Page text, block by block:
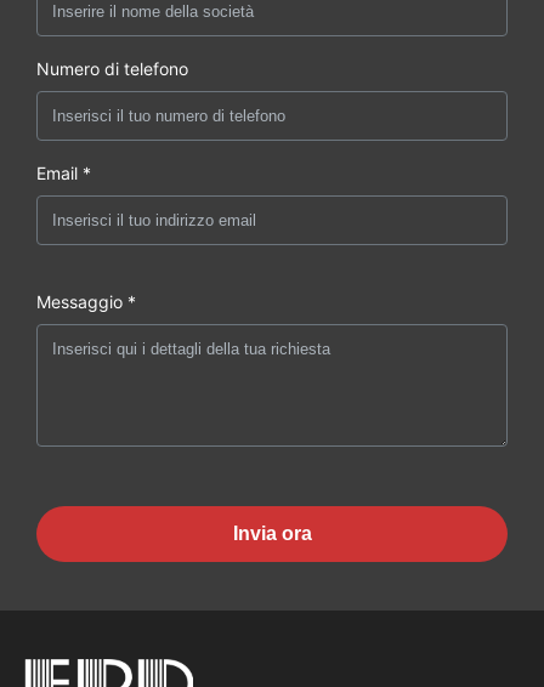
Numero di telefono
Email *
Messaggio *
Invia ora